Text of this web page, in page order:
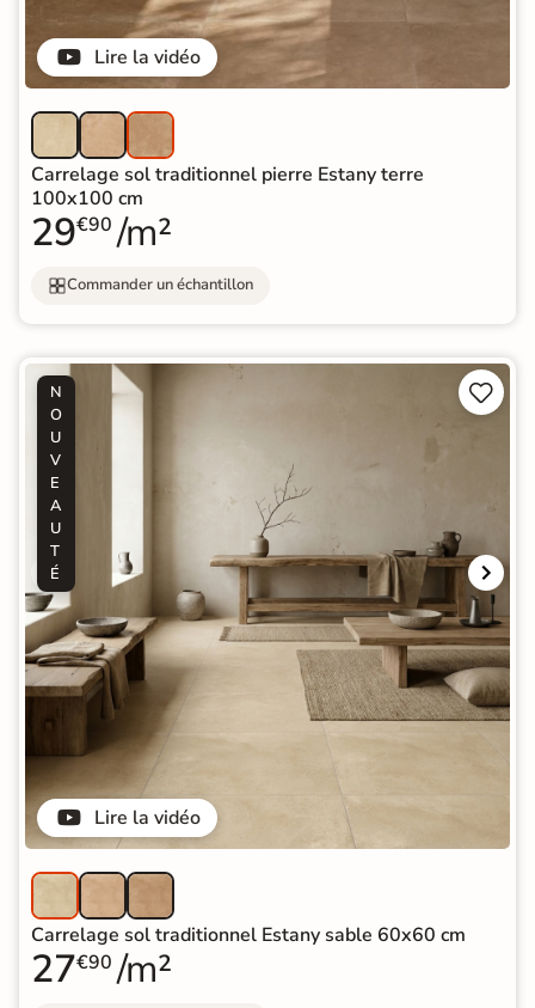
Lire la vidéo
Carrelage sol traditionnel pierre Estany terre
100x100 cm
29€90 /m²
Commander un échantillon
Lire la vidéo
N
O
U
V
E
A
U
T
É


Carrelage sol traditionnel Estany sable 60x60 cm
27€90 /m²